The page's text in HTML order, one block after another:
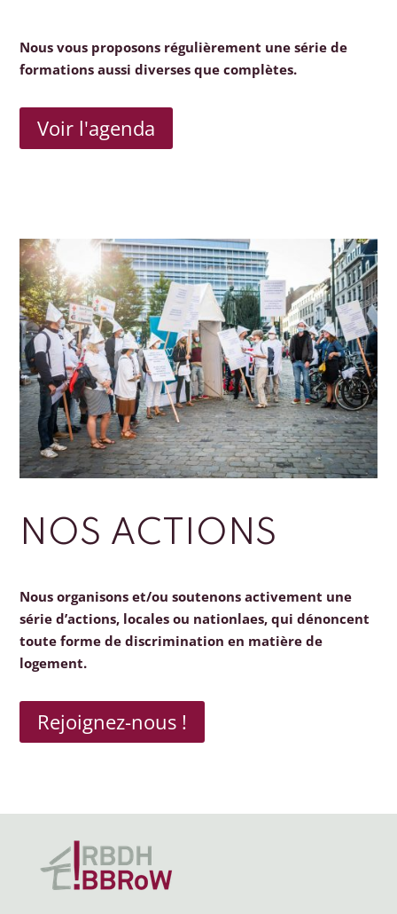
Nous vous proposons régulièrement une série de
formations aussi diverses que complètes.
Voir l'agenda
NOS ACTIONS
Nous organisons et/ou soutenons activement une
série d’actions, locales ou nationlaes, qui dénoncent
toute forme de discrimination en matière de
logement.
Rejoignez-nous !